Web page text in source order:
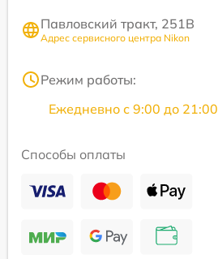
Павловский тракт, 251В
Адрес сервисного центра Nikon
Режим работы:
Ежедневно с 9:00 до 21:00
Способы оплаты